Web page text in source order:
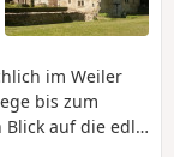
im Weiler
bis zum
auf die edle